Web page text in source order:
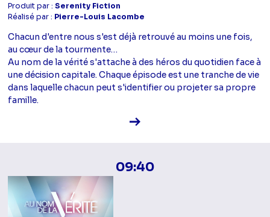
Produit par :Serenity Fiction
Réalisé par : Pierre-Louis Lacombe
Chacun d'entre nous s'est déjà retrouvé au moins une fois,
au cœur de la tourmente…
Au nom de la vérité s'attache à des héros du quotidien face à
une décision capitale. Chaque épisode est une tranche de vie
dans laquelle chacun peut s'identifier ou projeter sa propre
famille.
Voir la fiche diffusion
09:40